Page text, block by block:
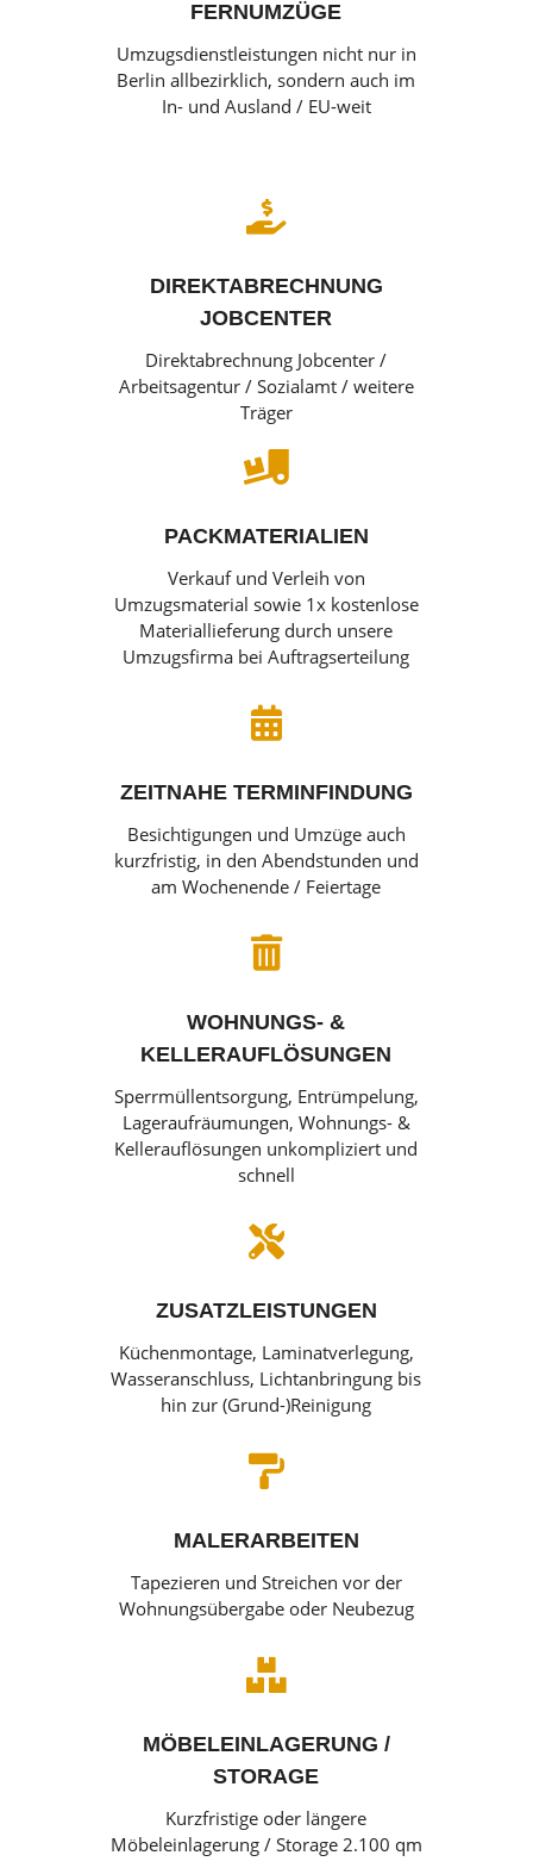
FERNUMZÜGE
Umzugsdienstleistungen nicht nur in
Berlin allbezirklich, sondern auch im
In- und Ausland / EU-weit

DIREKTABRECHNUNG
JOBCENTER
Direktabrechnung Jobcenter /
Arbeitsagentur / Sozialamt / weitere
Träger

PACKMATERIALIEN
Verkauf und Verleih von
Umzugsmaterial sowie 1x kostenlose
Materiallieferung durch unsere
Umzugsfirma bei Auftragserteilung

ZEITNAHE TERMINFINDUNG
Besichtigungen und Umzüge auch
kurzfristig, in den Abendstunden und
am Wochenende / Feiertage

WOHNUNGS- &
KELLERAUFLÖSUNGEN
Sperrmüllentsorgung, Entrümpelung,
Lageraufräumungen, Wohnungs- &
Kellerauflösungen unkompliziert und
schnell

ZUSATZLEISTUNGEN
Küchenmontage, Laminatverlegung,
Wasseranschluss, Lichtanbringung bis
hin zur (Grund-)Reinigung

MALERARBEITEN
Tapezieren und Streichen vor der
Wohnungsübergabe oder Neubezug

MÖBELEINLAGERUNG /
STORAGE
Kurzfristige oder längere
Möbeleinlagerung / Storage 2.100 qm